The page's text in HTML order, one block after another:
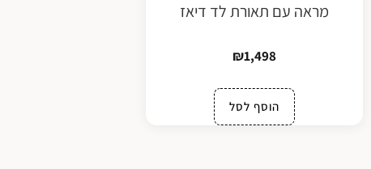
מראה עם תאורת לד דיאז
₪1,498
הוסף לסל